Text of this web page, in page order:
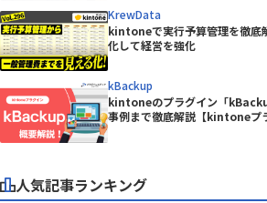
KrewData
kintoneで実行予算管理を徹底
化して経営を強化
kBackup
kintoneのプラグイン「
事例まで徹底解説【kintoneプ
人気記事ランキング